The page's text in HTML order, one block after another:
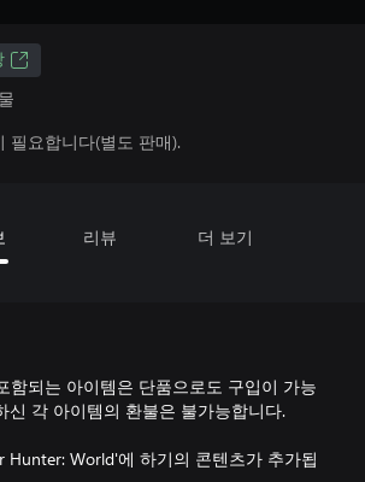
필요합니다(별도 판매).
리뷰 더 보기
되는 아이템은 단품으로도 구입이 가능
신 각 아이템의 환불은 불가능합니다.
Hunter: World'에 하기의 콘텐츠가 추가됩